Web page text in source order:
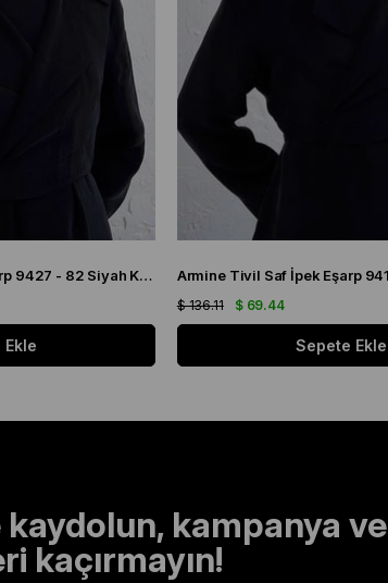
Armine Tivil Saf İpek Eşarp 9427 - 82 Siyah Karışık Desen
$ 69.44
$ 136.11
Sepete Ekle
kampanya ve
kaçırmayın!